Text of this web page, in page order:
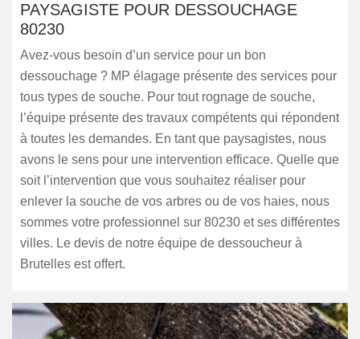
PAYSAGISTE POUR DESSOUCHAGE
80230
Avez-vous besoin d’un service pour un bon
dessouchage ? MP élagage présente des services pour
tous types de souche. Pour tout rognage de souche,
l’équipe présente des travaux compétents qui répondent
à toutes les demandes. En tant que paysagistes, nous
avons le sens pour une intervention efficace. Quelle que
soit l’intervention que vous souhaitez réaliser pour
enlever la souche de vos arbres ou de vos haies, nous
sommes votre professionnel sur 80230 et ses différentes
villes. Le devis de notre équipe de dessoucheur à
Brutelles est offert.